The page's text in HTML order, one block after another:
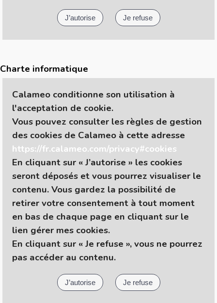
Charte informatique
Calameo conditionne son utilisation à
l'acceptation de cookie.
Vous pouvez consulter les règles de gestion
des cookies de Calameo à cette adresse
https://fr.calameo.com/privacy#cookies
En cliquant sur « J’autorise » les cookies
seront déposés et vous pourrez visualiser le
contenu. Vous gardez la possibilité de
retirer votre consentement à tout moment
en bas de chaque page en cliquant sur le
lien gérer mes cookies.
En cliquant sur « Je refuse », vous ne pourrez
pas accéder au contenu.